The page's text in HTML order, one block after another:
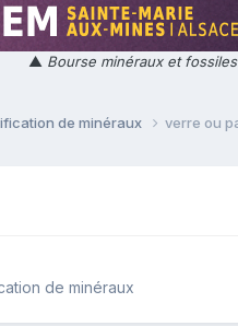
▲ Bourse minéraux et
de minéraux verre ou
de minéraux